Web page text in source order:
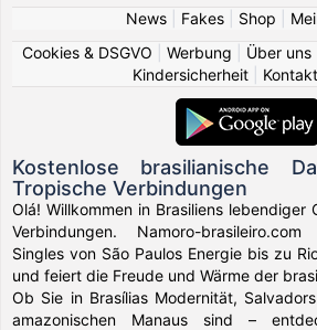
News| Fakes| Shop
Cookies & DSGVO
Werbung Über uns
Kindersicherheit
Kontakt
Kostenlose brasilianische
Tropische Verbindungen
Olá! Willkommen in Brasiliens lebendiger
Verbindungen. Namoro-
Singles von São Paulos Energie bis zu
und feiert die Freude und Wärme der
Ob Sie in Brasílias Modernität,
amazonischen Manaus sind –